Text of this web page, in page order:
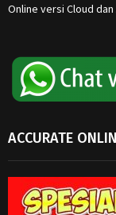
Online versi Cloud
ACCURATE